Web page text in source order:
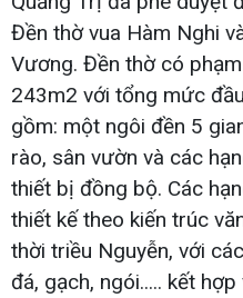
Đền thờ vua Hàm Nghi
Vương. Đền thờ có
243m2 với tổng mức
gồm: một ngôi đền 5
rào, sân vườn và các
thiết bị đồng bộ. Các
thiết kế theo kiến trúc
thời triều Nguyễn, với
đá, gạch, ngói..... kết